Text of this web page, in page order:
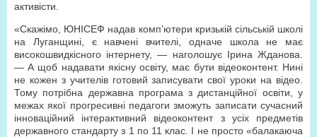
активісти.
«Скажімо, ЮНІСЕФ надав комп’ютери кризькій сільській школі
на Луганщині, є навчені вчителі, одначе школа не має
високошвидкісного інтернету, — наголошує Ірина Жданова.
— А щоб надавати якісну освіту, має бути відеоконтент. Нині
не кожен з учителів готовий записувати свої уроки на відео.
Тому потрібна державна програма з дистанційної освіти, у
межах якої прогресивні педагоги зможуть записати сучасний
інноваційний інтерактивний відеоконтент з усіх предметів
державного стандарту з 1 по 11 клас. І не просто «балакаюча